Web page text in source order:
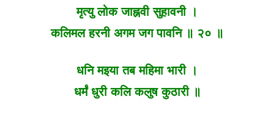
मृत्यु लोक जाह्नवी सुहावनी ।
कलिमल हरनी अगम जग पावनि ॥ २० ॥
धनि मइया तब महिमा भारी ।
धर्मं धुरी कलि कलुष कुठारी ॥